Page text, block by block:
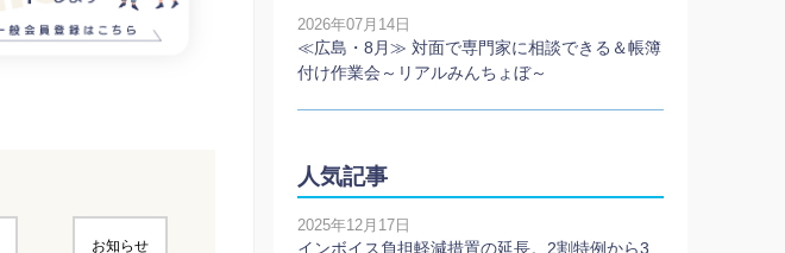
お知らせ
2026年07月14日
≪広島・8月≫ 対面で専門家に相談できる＆帳簿
付け作業会～リアルみんちょぼ～
人気記事
2025年12月17日
インボイス負担軽減措置の延長。2割特例から3